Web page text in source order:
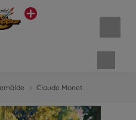
Claude Monet